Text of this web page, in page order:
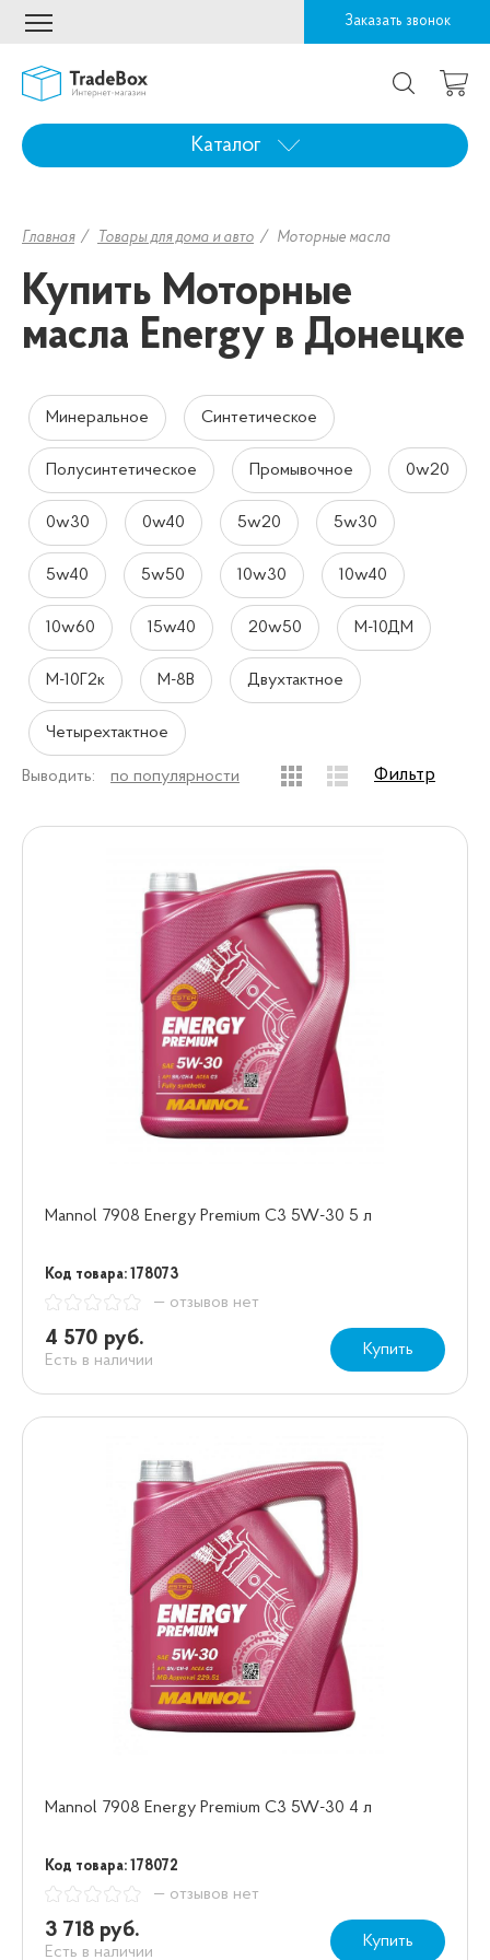
Заказать звонок
Каталог
Главная Товары для дома и авто Моторные масла
Купить Моторные
масла Energy в Донецке
Минеральное Синтетическое
Полусинтетическое Промывочное 0w20
0w30 0w40 5w20 5w30
5w40 5w50 10w30 10w40
10w60 15w40 20w50 М-10ДМ
М-10Г2к М-8В Двухтактное
Четырехтактное
Выводить: по популярности Фильтр
Mannol 7908 Energy Premium C3 5W-30 5 л
Код товара: 178073
— отзывов нет
4 570 руб.
Есть в наличии
Купить
Mannol 7908 Energy Premium C3 5W-30 4 л
Код товара: 178072
— отзывов нет
3 718 руб.
Есть в наличии
Купить